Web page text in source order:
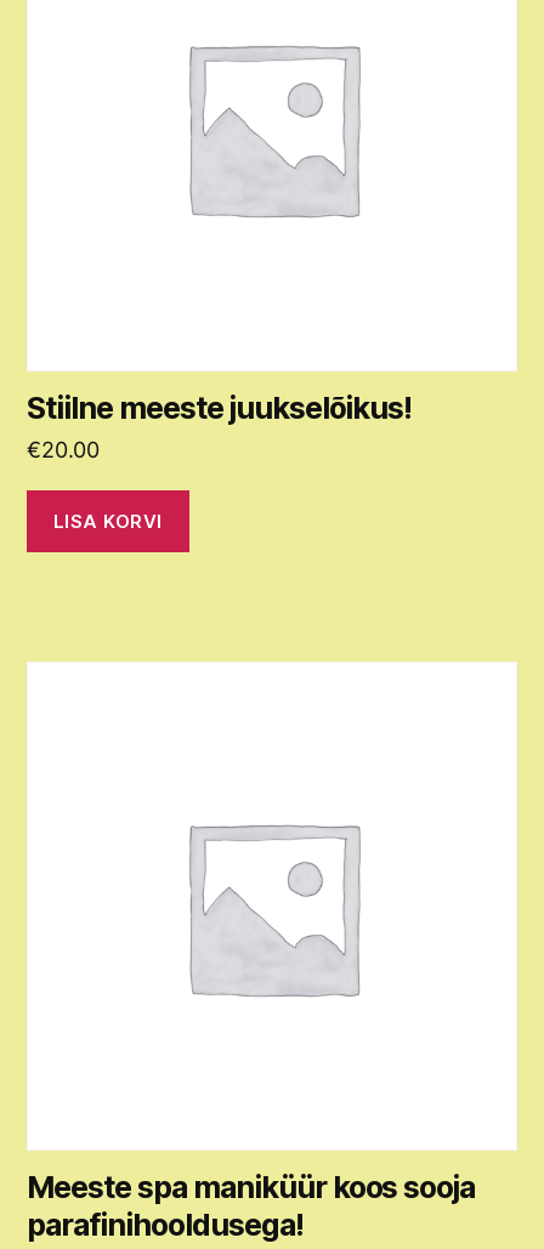
Stiilne meeste juukselõikus!
€20.00
LISA KORVI
Meeste spa maniküür koos sooja
parafinihooldusega!